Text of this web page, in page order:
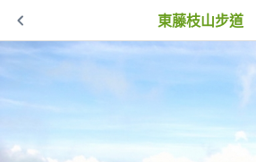
東藤枝山步道